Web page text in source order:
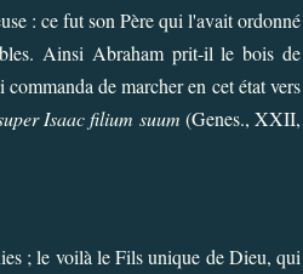
: ce fut son Père qui l'avait ordonné
Ainsi Abraham prit-il le bois de
de marcher en cet état vers
Isaac filium suum (Genes., XXII,
; le voilà le Fils unique de Dieu, qui